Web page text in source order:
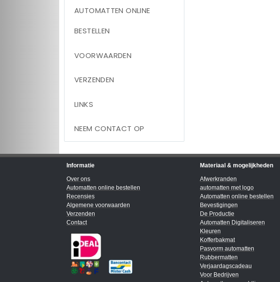
AUTOMATTEN ONLINE
BESTELLEN
VOORWAARDEN
VERZENDEN
LINKS
NEEM CONTACT OP
Informatie
Over ons
Automatten online bestellen
Recensies
Algemene voorwaarden
Verzenden
Contact
Materiaal & mogelijkheden
Afwerkranden
automatten met logo
Automatten online bestellen
Bevestigingen
De Productie
Automatten Digitaliseren
Kleuren
Kofferbakmat
Pasvorm automatten
Rubbermatten
Verjaardagscadeau
Voor Bedrijven